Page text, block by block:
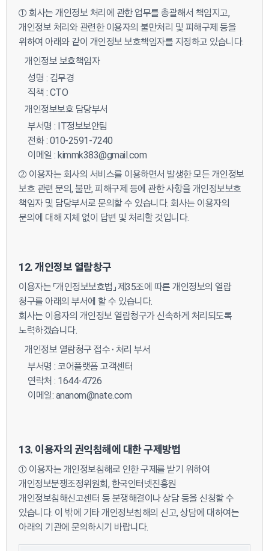
① 회사는 개인정보 처리에 관한 업무를 총괄해서 책임지고,
개인정보 처리와 관련한 이용자의 불만처리 및 피해구제 등을
위하여 아래와 같이 개인정보 보호책임자를 지정하고 있습니다.
개인정보 보호책임자
성명 : 김무경
직책 : CTO
개인정보보호 담당부서
부서명 : IT정보보안팀
전화 : 010-2591-7240
이메일 : kimmk383@gmail.com
② 이용자는 회사의 서비스를 이용하면서 발생한 모든 개인정보
보호 관련 문의, 불만, 피해구제 등에 관한 사항을 개인정보보호
책임자 및 담당부서로 문의할 수 있습니다. 회사는 이용자의
문의에 대해 지체 없이 답변 및 처리할 것입니다.
12. 개인정보 열람창구
이용자는 「개인정보보호법」 제35조에 따른 개인정보의 열람
청구를 아래의 부서에 할 수 있습니다.
회사는 이용자의 개인정보 열람청구가 신속하게 처리되도록
노력하겠습니다.
개인정보 열람청구 접수⬝처리 부서
부서명 : 코어플랫폼 고객센터
연락처 : 1644-4726
이메일: ananom@nate.com
13. 이용자의 권익침해에 대한 구제방법
① 이용자는 개인정보침해로 인한 구제를 받기 위하여
개인정보분쟁조정위원회, 한국인터넷진흥원
개인정보침해신고센터 등 분쟁해결이나 상담 등을 신청할 수
있습니다. 이 밖에 기타 개인정보침해의 신고, 상담에 대하여는
아래의 기관에 문의하시기 바랍니다.